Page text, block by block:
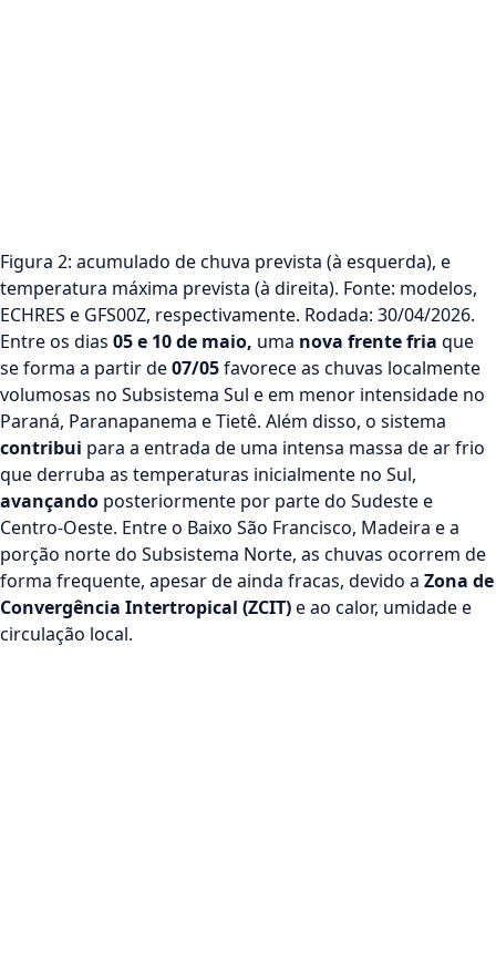
Figura 2: acumulado de chuva prevista (à esquerda), e
temperatura máxima prevista (à direita). Fonte: modelos,
ECHRES e GFS00Z, respectivamente. Rodada: 30/04/2026.
Entre os dias 05 e 10 de maio, uma nova frente fria que
se forma a partir de07/05favorece as chuvas localmente
volumosas no Subsistema Sul e em menor intensidade no
Paraná, Paranapanema e Tietê. Além disso, o sistema
contribui para a entrada de uma intensa massa dear frio
que derruba as temperaturas inicialmente no Sul,
avançando posteriormente por parte do Sudeste e
Centro-Oeste. Entre o Baixo São Francisco, Madeira e a
porção norte do Subsistema Norte, as chuvas ocorrem de
forma frequente, apesar de ainda fracas, devido a Zona de
Convergência Intertropical (ZCIT)e ao calor, umidade e
circulação local.